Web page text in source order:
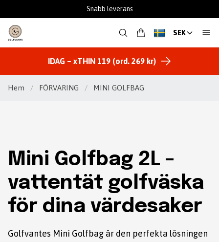
Snabb leverans
SEK
IDAG – xTHIN 119 (ord. 269 kr)
Hem / FÖRVARING / MINI GOLFBAG
Mini Golfbag 2L –
vattentät golfväska
för dina värdesaker
Golfvantes Mini Golfbag är den perfekta lösningen